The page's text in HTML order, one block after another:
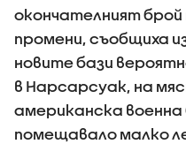
окончателният
промени, съобщиха
новите бази
в Нарсарсуак, на
американска военна
помещавало малко